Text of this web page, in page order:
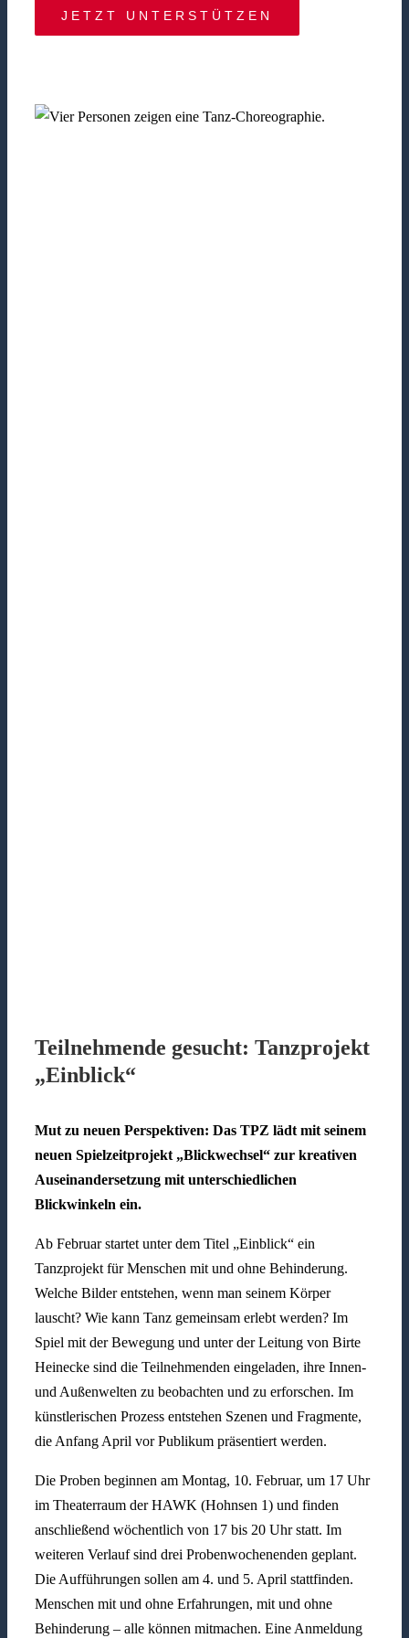
JETZT UNTERSTÜTZEN
Teilnehmende gesucht: Tanzprojekt
„Einblick“
Mut zu neuen Perspektiven: Das TPZ lädt mit seinem
neuen Spielzeitprojekt „Blickwechsel“ zur kreativen
Auseinandersetzung mit unterschiedlichen
Blickwinkeln ein.
Ab Februar startet unter dem Titel „Einblick“ ein
Tanzprojekt für Menschen mit und ohne Behinderung.
Welche Bilder entstehen, wenn man seinem Körper
lauscht? Wie kann Tanz gemeinsam erlebt werden? Im
Spiel mit der Bewegung und unter der Leitung von Birte
Heinecke sind die Teilnehmenden eingeladen, ihre Innen-
und Außenwelten zu beobachten und zu erforschen. Im
künstlerischen Prozess entstehen Szenen und Fragmente,
die Anfang April vor Publikum präsentiert werden.
Die Proben beginnen am Montag, 10. Februar, um 17 Uhr
im Theaterraum der HAWK (Hohnsen 1) und finden
anschließend wöchentlich von 17 bis 20 Uhr statt. Im
weiteren Verlauf sind drei Probenwochenenden geplant.
Die Aufführungen sollen am 4. und 5. April stattfinden.
Menschen mit und ohne Erfahrungen, mit und ohne
Behinderung – alle können mitmachen. Eine Anmeldung